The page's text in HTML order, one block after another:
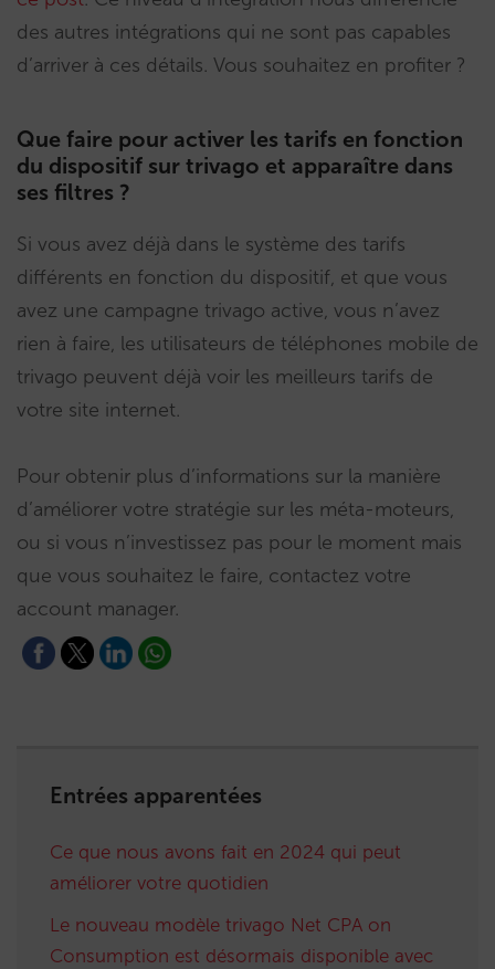
des autres intégrations qui ne sont pas capables
d’arriver à ces détails. Vous souhaitez en profiter ?
Que faire pour activer les tarifs en fonction
du dispositif sur trivago et apparaître dans
ses filtres ?
Si vous avez déjà dans le système des tarifs
différents en fonction du dispositif, et que vous
avez une campagne trivago active, vous n’avez
rien à faire, les utilisateurs de téléphones mobile de
trivago peuvent déjà voir les meilleurs tarifs de
votre site internet.
Pour obtenir plus d’informations sur la manière
d’améliorer votre stratégie sur les méta-moteurs,
ou si vous n’investissez pas pour le moment mais
que vous souhaitez le faire, contactez votre
account manager.
Entrées apparentées
Ce que nous avons fait en 2024 qui peut
améliorer votre quotidien
Le nouveau modèle trivago Net CPA on
Consumption est désormais disponible avec